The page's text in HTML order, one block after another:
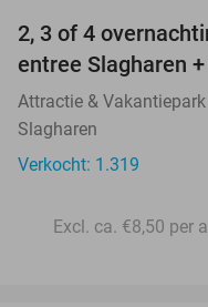
2, 3 of 4
entree Slagharen
Attractie &
Slagharen
Verkocht: 1.319
Excl. ca. €8,50 per